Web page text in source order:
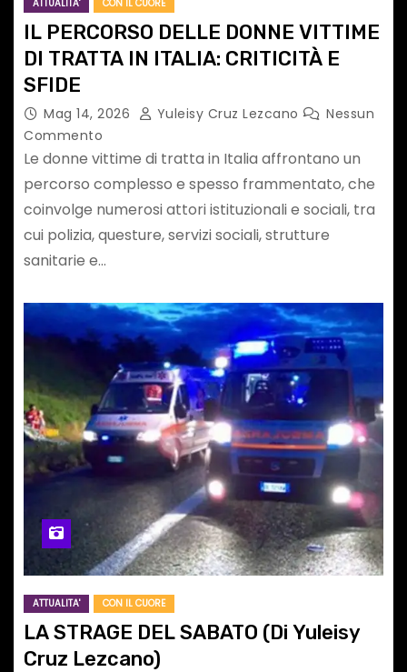
ATTUALITA' CON IL CUORE
IL PERCORSO DELLE DONNE VITTIME
DI TRATTA IN ITALIA: CRITICITÀ E
SFIDE
Mag 14, 2026 Yuleisy Cruz Lezcano
Nessun
Commento
Le donne vittime di tratta in Italia affrontano un
percorso complesso e spesso frammentato, che
coinvolge numerosi attori istituzionali e sociali, tra
cui polizia, questure, servizi sociali, strutture
sanitarie e…
ATTUALITA' CON IL CUORE
LA STRAGE DEL SABATO (Di Yuleisy
Cruz Lezcano)